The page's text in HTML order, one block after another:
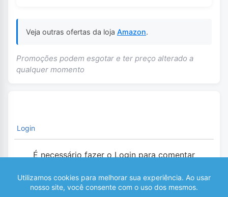
Veja outras ofertas da loja Amazon.
Promoções podem esgotar e ter preço alterado a
qualquer momento
Login
É necessário fazer o Login para comentar
0 COMENTÁRIOS